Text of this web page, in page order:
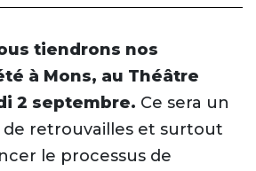
tiendrons nos
à Mons, au Théâtre
2 septembre. Ce sera un
retrouvailles et surtout
le processus de